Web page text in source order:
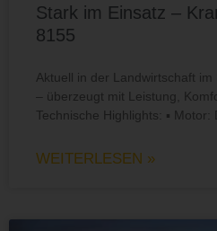
Stark im Einsatz –
8155
Aktuell in der Landwirtschaft
– überzeugt mit Leistung,
Technische Highlights: ▪️ Motor:
WEITERLESEN »